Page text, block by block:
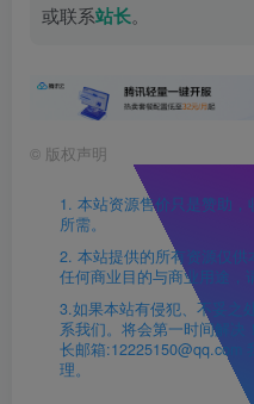
或联系站长。
© 版权声明
1. 本站资源售价只是赞助
所需。
2. 本站提供的所有资源仅
任何商业目的与商业用途，
3.如果本站有侵犯、不妥之
系我们。将会第一时间解
长邮箱:12225150@qq.com
理。